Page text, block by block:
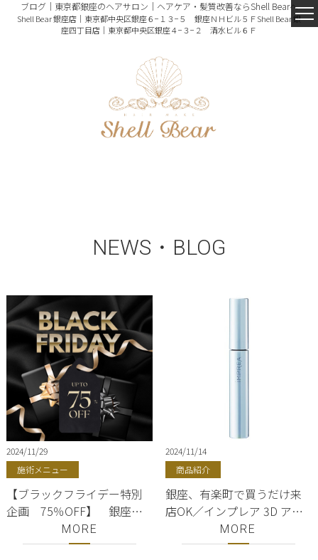
ブログ｜東京都銀座のヘアサロン｜ヘアケア・髪質改善ならShell Bearへ
Shell Bear 銀座店｜東京都中央区銀座６−１３−５ 銀座ＮＨビル５ＦShell Bear 銀
座四丁目店｜東京都中央区銀座４−３−２ 清水ビル６Ｆ
NEWS・BLOG
2024/11/29
施術メニュー
【ブラックフライデー特別
企画 75％OFF】 銀座美
容院ShellBear ／BLACK
FRIDAY
MORE
2024/11/14
商品紹介
銀座、有楽町で買うだけ来
店OK／インプレア 3D アイ
ラッシュ セラム【 正規品 】
正規販売店ShellBear 銀
MORE